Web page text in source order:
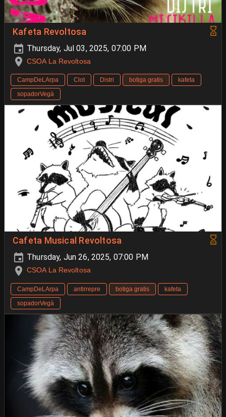
Kafeta Revoltosa
Thursday, Jul 03, 2025, 07:00 PM
CSOA La Revoltosa
CampDeLArpa Clot Distri botiga gratis
kafeta
sopadorVegà
Cafeta Musical Revoltosa
Thursday, Jun 26, 2025, 07:00 PM
CSOA La Revoltosa
CampDeLArpa antirrepre botiga gratis
kafeta
sopadorVegà